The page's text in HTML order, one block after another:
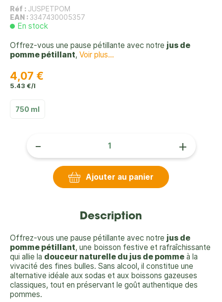
Réf : JUSPETPOM
EAN : 3347430005357
En stock
Offrez-vous une pause pétillante avec notre jus de
pomme pétillant, Voir plus...
4,07 €
5.43 €/l
750 ml
- +
Ajouter au panier
Description
Offrez-vous une pause pétillante avec notre jus de
pomme pétillant, une boisson festive et rafraîchissante
qui allie la douceur naturelle du jus de pomme à la
vivacité des fines bulles. Sans alcool, il constitue une
alternative idéale aux sodas et aux boissons gazeuses
classiques, tout en préservant le goût authentique des
pommes.